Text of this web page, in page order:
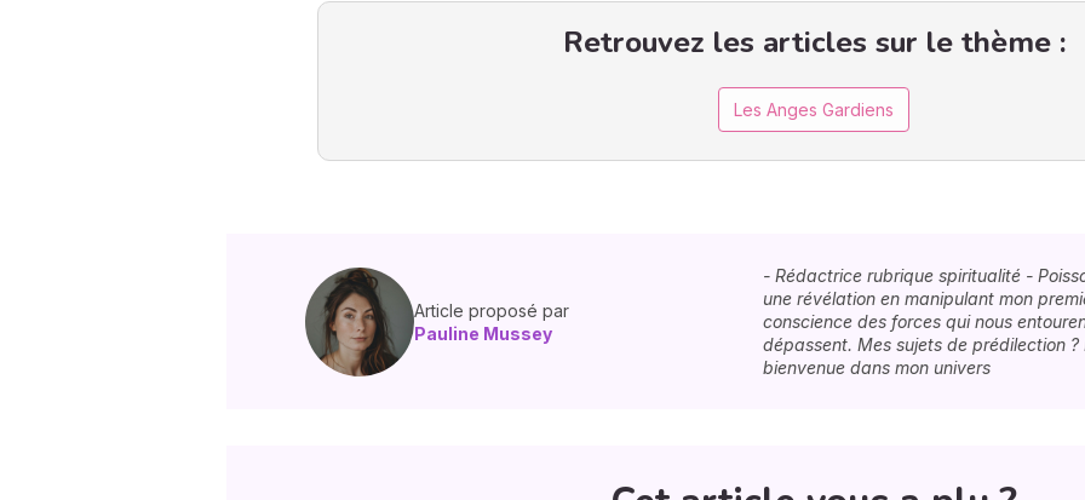
Retrouvez les articles sur le thème :
Les Anges Gardiens
Article proposé par
Pauline Mussey
- Rédactrice rubrique spiritualité -
une révélation en manipulant mon
conscience des forces qui nous
dépassent. Mes sujets de prédilection
bienvenue dans mon univers